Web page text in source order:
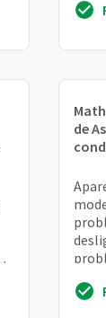
de